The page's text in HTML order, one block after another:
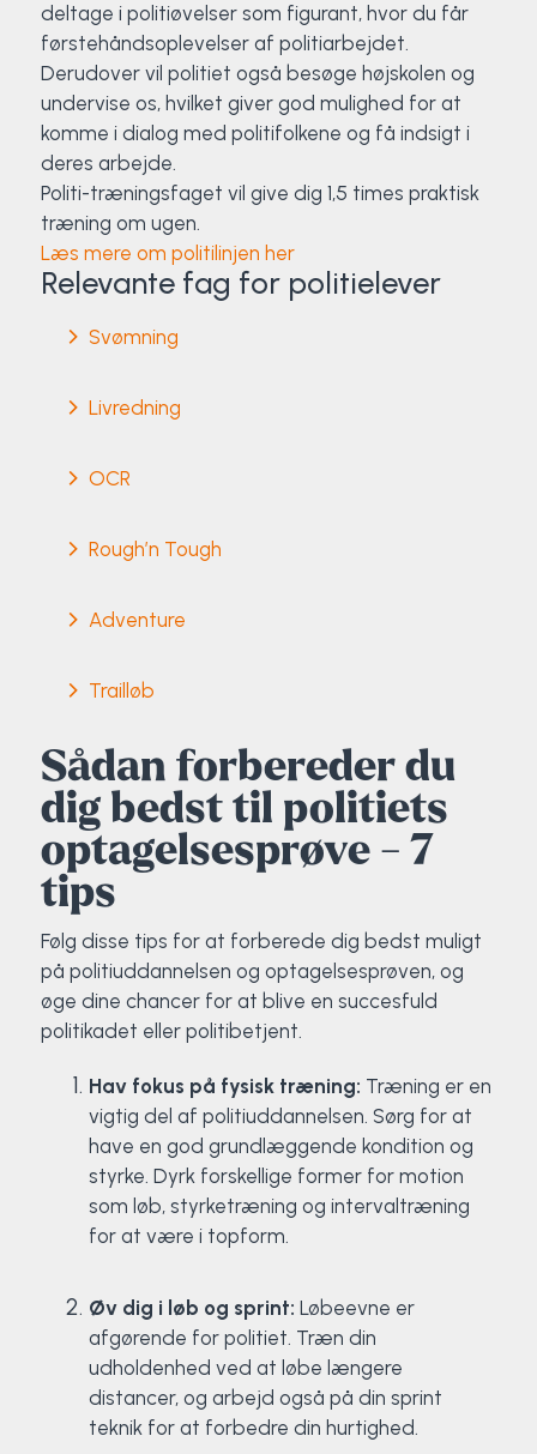
deltage i politiøvelser som figurant, hvor du får
førstehåndsoplevelser af politiarbejdet.
Derudover vil politiet også besøge højskolen og
undervise os, hvilket giver god mulighed for at
komme i dialog med politifolkene og få indsigt i
deres arbejde.
Politi-træningsfaget vil give dig 1,5 times praktisk
træning om ugen.
Læs mere om politilinjen her
Relevante fag for politielever
Svømning
Livredning
OCR
Rough’n Tough
Adventure
Trailløb
Sådan forbereder du
dig bedst til politiets
optagelsesprøve - 7
tips
Følg disse tips for at forberede dig bedst muligt
på politiuddannelsen og optagelsesprøven, og
øge dine chancer for at blive en succesfuld
politikadet eller politibetjent.
Hav fokus på fysisk træning: Træning er en
vigtig del af politiuddannelsen. Sørg for at
have en god grundlæggende kondition og
styrke. Dyrk forskellige former for motion
som løb, styrketræning og intervaltræning
for at være i topform.
Øv dig i løb og sprint: Løbeevne er
afgørende for politiet. Træn din
udholdenhed ved at løbe længere
distancer, og arbejd også på din sprint
teknik for at forbedre din hurtighed.